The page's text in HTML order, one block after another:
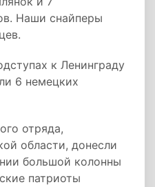
Наши снайперы
к Ленинграду
6 немецких
отряда,
области, донесли
большой колонны
патриоты